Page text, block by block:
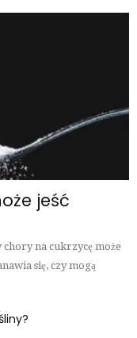
jeść
chory na cukrzycę może
się, czy mogą